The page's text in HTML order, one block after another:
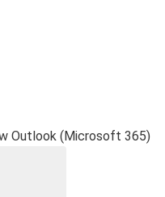
Outlook (Microsoft 365)